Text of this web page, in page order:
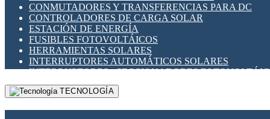
CONMUTADORES Y TRANSFERENCIAS PARA DC
CONTROLADORES DE CARGA SOLAR
ESTACIÓN DE ENERGÍA
FUSIBLES FOTOVOLTÁICOS
HERRAMIENTAS SOLARES
INTERRUPTORES AUTOMÁTICOS SOLARES
INTERRUPTORES - SECCIONADORES
MONTAJE PANEL SOLAR
PORTA FUSIBLES Y SECCIONADORES
TECNOLOGÍA